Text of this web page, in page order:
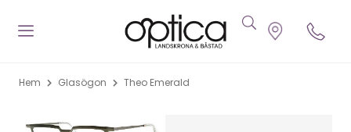
Hem Glasögon Theo Emerald